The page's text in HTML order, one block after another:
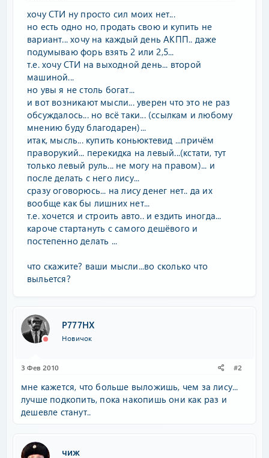
хочу СТИ ну просто сил моих нет...
но есть одно но, продать свою и купить не
вариант... хочу на каждый день АКПП.. даже
подумываю форь взять 2 или 2,5...
т.е. хочу СТИ на выходной день... второй
машиной...
но увы я не столь богат...
и вот возникают мысли... уверен что это не раз
обсуждалось... но всё таки... (ссылкам и любому
мнению буду благодарен)...
итак, мысль... купить коньюктевид ...причём
праворукий... перекидка на левый...(кстати, тут
только левый руль... не могу на правом)... и
после делать с него лису...
сразу оговорюсь... на лису денег нет.. да их
вообще как бы лишних нет...
т.е. хочется и строить авто.. и ездить иногда...
кароче стартануть с самого дешёвого и
постепенно делать ...
что скажите? ваши мысли...во сколько что
выльется?
P777HX
Новичок
3 Фев 2010 #2
мне кажется, что больше выложишь, чем за лису...
лучше подкопить, пока накопишь они как раз и
дешевле станут..
чиж